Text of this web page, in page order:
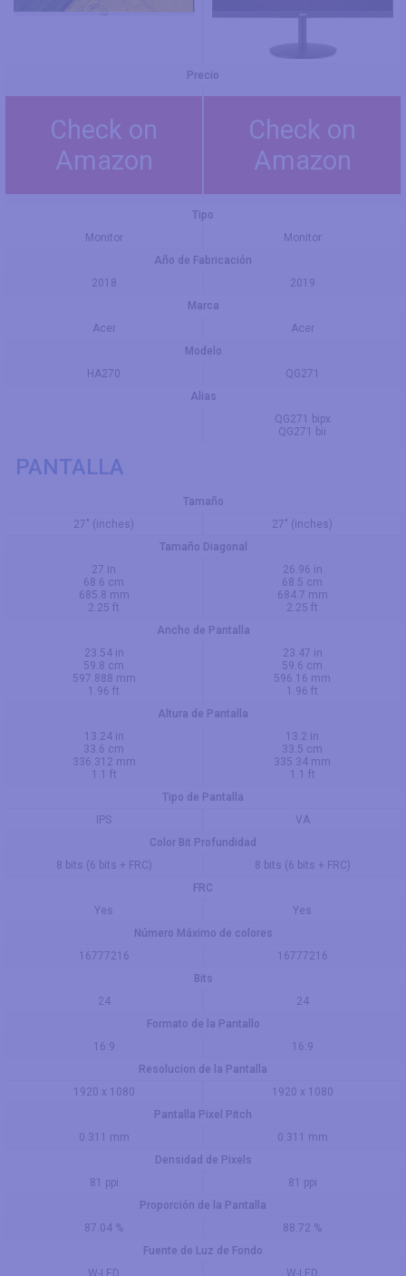
Precio
Check on
Amazon
Check on
Amazon
Tipo
Monitor
Monitor
Año de Fabricación
2018
2019
Marca
Acer
Acer
Modelo
HA270
QG271
Alias
QG271 bipx
QG271 bii
PANTALLA
Tamaño
27" (inches)
27" (inches)
Tamaño Diagonal
27 in
68.6 cm
685.8 mm
2.25 ft
26.96 in
68.5 cm
684.7 mm
2.25 ft
Ancho de Pantalla
23.54 in
59.8 cm
597.888 mm
1.96 ft
23.47 in
59.6 cm
596.16 mm
1.96 ft
Altura de Pantalla
13.24 in
33.6 cm
336.312 mm
1.1 ft
13.2 in
33.5 cm
335.34 mm
1.1 ft
Tipo de Pantalla
IPS
VA
Color Bit Profundidad
8 bits (6 bits + FRC)
8 bits (6 bits + FRC)
FRC
Yes
Yes
Número Máximo de colores
16777216
16777216
Bits
24
24
Formato de la Pantallo
16:9
16:9
Resolucion de la Pantalla
1920 x 1080
1920 x 1080
Pantalla Pixel Pitch
0.311 mm
0.311 mm
Densidad de Pixels
81 ppi
81 ppi
Proporción de la Pantalla
87.04 %
88.72 %
Fuente de Luz de Fondo
W-LED
W-LED